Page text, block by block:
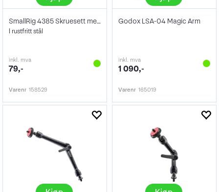
SmallRig 4385 Skruesett med strutrekkere
I rustfritt stål
inkl. mva
79,-
Varenr 158529
Godox LSA-04 Magic Arm
inkl. mva
1 090,-
Varenr 165019